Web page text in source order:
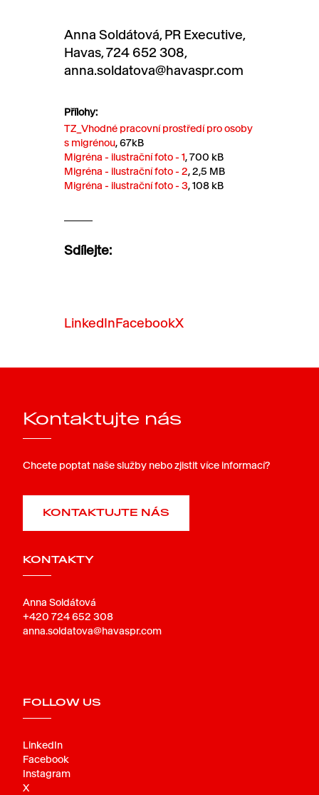
Anna Soldátová, PR Executive,
Havas, 724 652 308,
anna.soldatova@havaspr.com
Přílohy:
TZ_Vhodné pracovní prostředí pro osoby
s migrénou, 67kB
Migréna - ilustrační foto - 1, 700 kB
Migréna - ilustrační foto - 2, 2,5 MB
Migréna - ilustrační foto - 3, 108 kB
Sdílejte:
LinkedInFacebookX
KONTAKTY
Anna Soldátová
+420 724 652 308
anna.soldatova@havaspr.com
Kontaktujte nás
Chcete poptat naše služby nebo zjistit více informací?
KONTAKTUJTE NÁS
FOLLOW US
LinkedIn
Facebook
Instagram
X